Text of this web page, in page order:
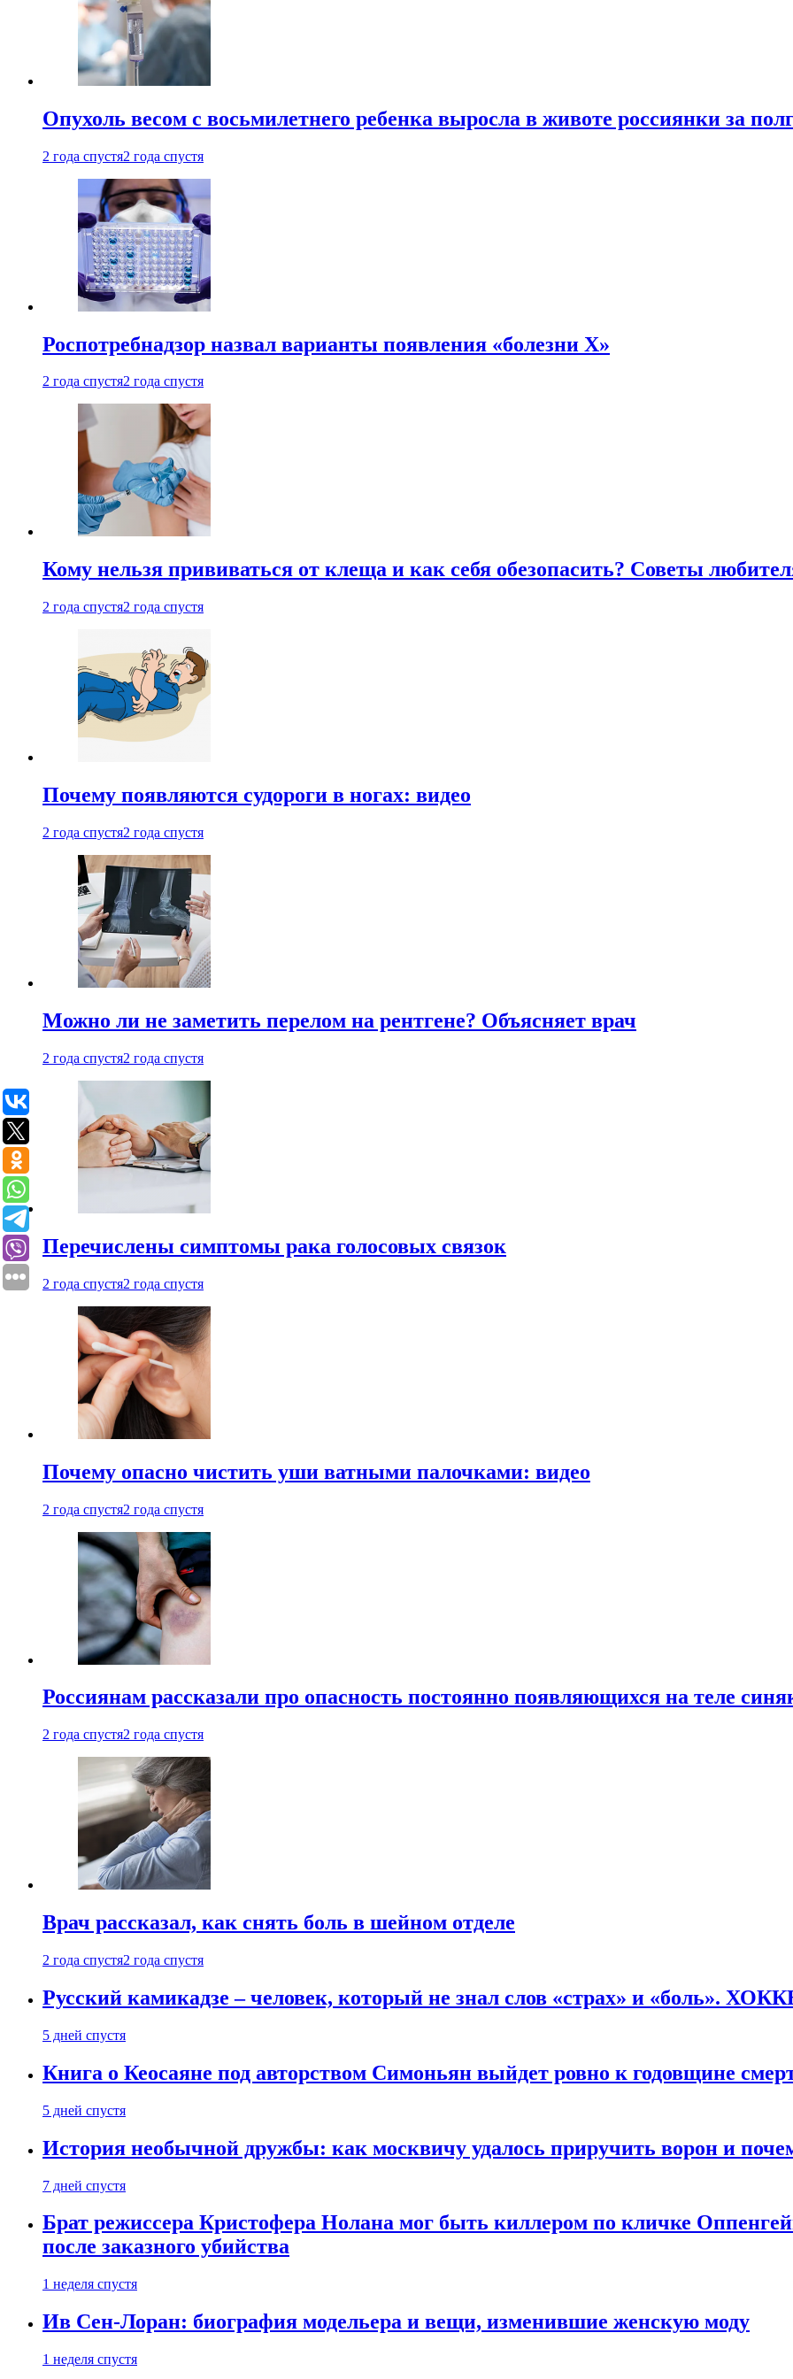
Опухоль весом с восьмилетнего ребенка выросла в животе россиянки за
2 года спустя2 года спустя
Роспотребнадзор назвал варианты появления «болезни Х»
2 года спустя2 года спустя
Кому нельзя прививаться от клеща и как себя обезопасить? Советы
2 года спустя2 года спустя
Почему появляются судороги в ногах: видео
2 года спустя2 года спустя
Можно ли не заметить перелом на рентгене? Объясняет врач
2 года спустя2 года спустя
Перечислены симптомы рака голосовых связок
2 года спустя2 года спустя
Почему опасно чистить уши ватными палочками: видео
2 года спустя2 года спустя
Россиянам рассказали про опасность постоянно появляющихся на теле
2 года спустя2 года спустя
Врач рассказал, как снять боль в шейном отделе
2 года спустя2 года спустя
Русский камикадзе – человек, который не знал слов «страх» и «боль».
5 дней спустя
Книга о Кеосаяне под авторством Симоньян выйдет ровно к годовщине
5 дней спустя
История необычной дружбы: как москвичу удалось приручить ворон и
7 дней спустя
Брат режиссера Кристофера Нолана мог быть киллером по кличке
после заказного убийства
1 неделя спустя
Ив Сен-Лоран: биография модельера и вещи, изменившие женскую моду
1 неделя спустя